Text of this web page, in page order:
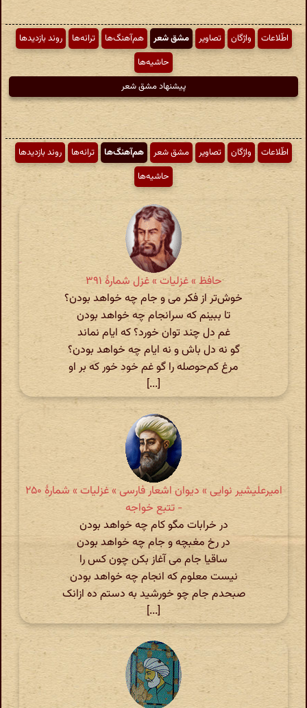
اطّلاعات واژگان تصاویر مشق شعر هم‌آهنگ‌ها ترانه‌ها
روند بازدیدها
حاشیه‌ها
پیشنهاد مشق شعر
اطّلاعات واژگان تصاویر مشق شعر هم‌آهنگ‌ها ترانه‌ها
روند بازدیدها
حاشیه‌ها
حافظ » غزلیات » غزل شمارهٔ ۳۹۱
خوش‌تر از فکر می و جام چه خواهد بودن؟
تا ببینم که سرانجام چه خواهد بودن
غم دل چند توان خورد؟ که ایام نماند
گو نه دل باش و نه ایام چه خواهد بودن؟
مرغ کم‌حوصله را گو غم خود خور که بر او
[...]
امیرعلیشیر نوایی » دیوان اشعار فارسی » غزلیات » شمارهٔ ۲۵۰
- تتبع خواجه
در خرابات مگو کام چه خواهد بودن
در رخ مغبچه و جام چه خواهد بودن
ساقیا جام می آغاز بکن چون کس را
نیست معلوم که انجام چه خواهد بودن
صبحدم جام چو خورشید به دستم ده ازانک
[...]